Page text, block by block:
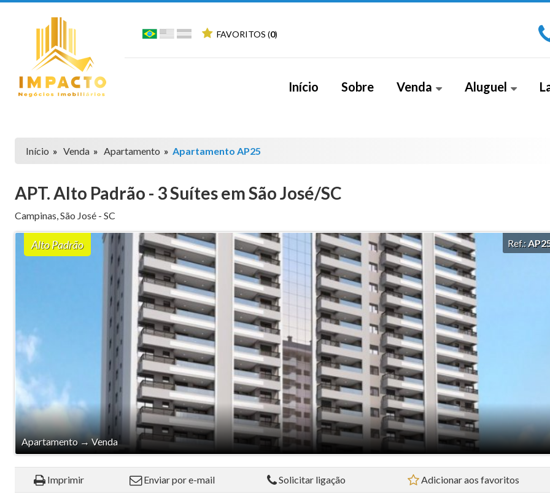
FAVORITOS (0)
Início Sobre Venda
Casa Duplex (8)
Cobertura (4)
Flat (5)
Loft (1)
Pousada (1)
Sala Comercial (4)
Sítio (2)
Sobrado (32)
Terreno (38)
Aluguel
Início » Venda » Apartamento » Apartamento AP25
APT. Alto Padrão - 3 Suítes em São José/SC
Campinas,São José - SC
Alto Padrão
Apartamento→Venda
Ref.:
Imprimir Enviar por e-mail Solicitar ligação Adicionar aos favoritos